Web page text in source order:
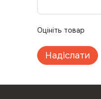
Оцініть товар
Надіслати